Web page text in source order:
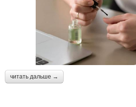
читать дальше →